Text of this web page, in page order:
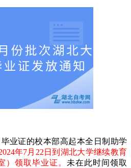
业证的校本部高起本全日制助学
年7月22日到湖北大学继续教育
）领取毕业证。 未在此时间领取